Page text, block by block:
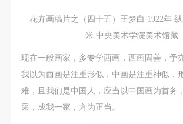
花卉画稿片之（四十五）王梦白 1922年
米 中央美术学院美术馆藏
现在一般画家，多专学西画，西画固善，予
我以为西画是注重形似，中画是注重神似，
难，且我们是中国人，应当以中国画为首务
采，成我一家，方为正当。